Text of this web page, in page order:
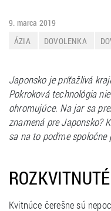
9. marca 2019
ÁZIA
DOVOLENKA
Japonsko je príťažlivá
Pokroková technológia
ohromujúce. Na jar sa
znamená pre Japonsko?
sa na to poďme spoločne
Kvitnúce čerešne sú